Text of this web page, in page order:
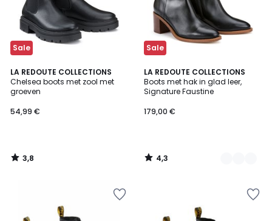
Sale
LA REDOUTE COLLECTIONS
Chelsea boots met zool met
groeven
54,99 €
3,8
/ 5
3,8
/
Sale
LA REDOUTE COLLECTIONS
Boots met hak in glad leer,
Signature Faustine
179,00 €
4,3
/ 5
2
Kleuren
4,3
/